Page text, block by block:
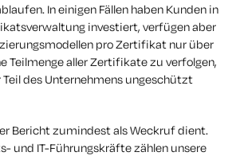
In einigen Fällen haben Kunden in
investiert, verfügen aber
pro Zertifikat nur über
Teilmenge aller Zertifikate zu verfolgen,
des Unternehmens ungeschützt
Bericht zumindest als Weckruf dient.
und IT-Führungskräfte zählen unsere